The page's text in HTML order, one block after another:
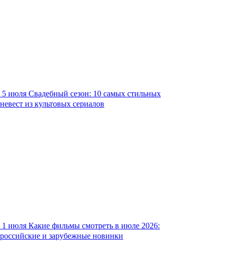
5 июля Свадебный сезон: 10 самых стильных
невест из культовых сериалов
1 июля Какие фильмы смотреть в июле 2026:
российские и зарубежные новинки